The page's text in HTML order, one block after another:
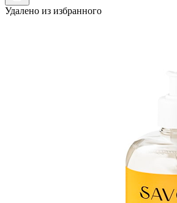
Удалено из избранного